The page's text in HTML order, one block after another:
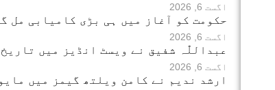
اگست 6, 2026
حکومت کو آغاز میں ہی بڑی کامیابی مل
اگست 6, 2026
عبداللّٰہ شفیق نے ویسٹ انڈیز میں
اگست 6, 2026
ارشد ندیم نے کامن ویلتھ گیمز میں